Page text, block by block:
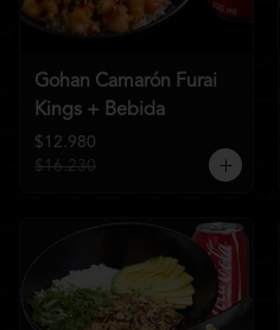
Gohan Camarón Furai
Kings + Bebida
$12.980
$16.230